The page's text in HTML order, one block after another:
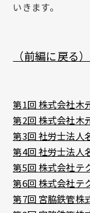
いきます。
（前編に戻る）
第1回 株式会社木
第2回 株式会社木
第3回 社労士法人
第4回 社労士法人
第5回株式会社テ
第6回 株式会社テ
第7回 宮脇鉄管株